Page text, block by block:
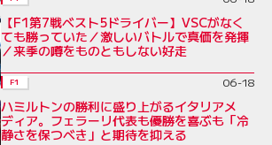
【F1第7戦ベスト5ドライバー】VSCがなく
ても勝っていた／激しいバトルで真価を発揮
／来季の噂をものともしない好走
F1 06-18
ハミルトンの勝利に盛り上がるイタリアメ
ディア。フェラーリ代表も優勝を喜ぶも「冷
静さを保つべき」と期待を抑える